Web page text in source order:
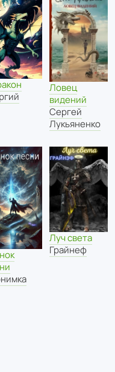
Ловец
видений
Сергей
Лукьяненко
Луч света
Грайнеф